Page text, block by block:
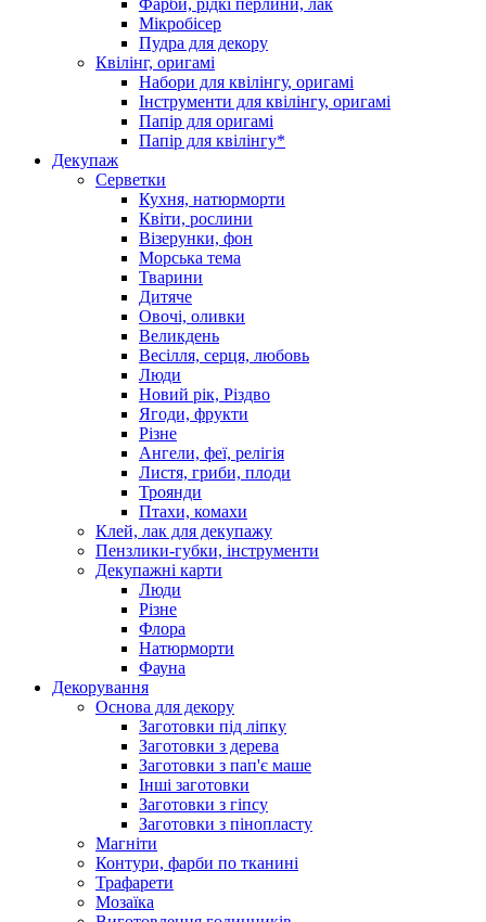
Мікробісер
Пудра для декору
Квілінг, оригамі
Набори для квілінгу, оригамі
Інструменти для квілінгу, оригамі
Папір для оригамі
Папір для квілінгу*
Декупаж
Серветки
Кухня, натюрморти
Квіти, рослини
Візерунки, фон
Морська тема
Тварини
Дитяче
Овочі, оливки
Великдень
Весілля, серця, любовь
Люди
Новий рік, Різдво
Ягоди, фрукти
Різне
Ангели, феї, релігія
Листя, гриби, плоди
Троянди
Птахи, комахи
Клей, лак для декупажу
Пензлики-губки, інструменти
Декупажні карти
Люди
Різне
Флора
Натюрморти
Фауна
Декорування
Основа для декору
Заготовки під ліпку
Заготовки з дерева
Заготовки з пап'є маше
Інші заготовки
Заготовки з гіпсу
Заготовки з пінопласту
Магніти
Контури, фарби по тканині
Трафарети
Мозаїка